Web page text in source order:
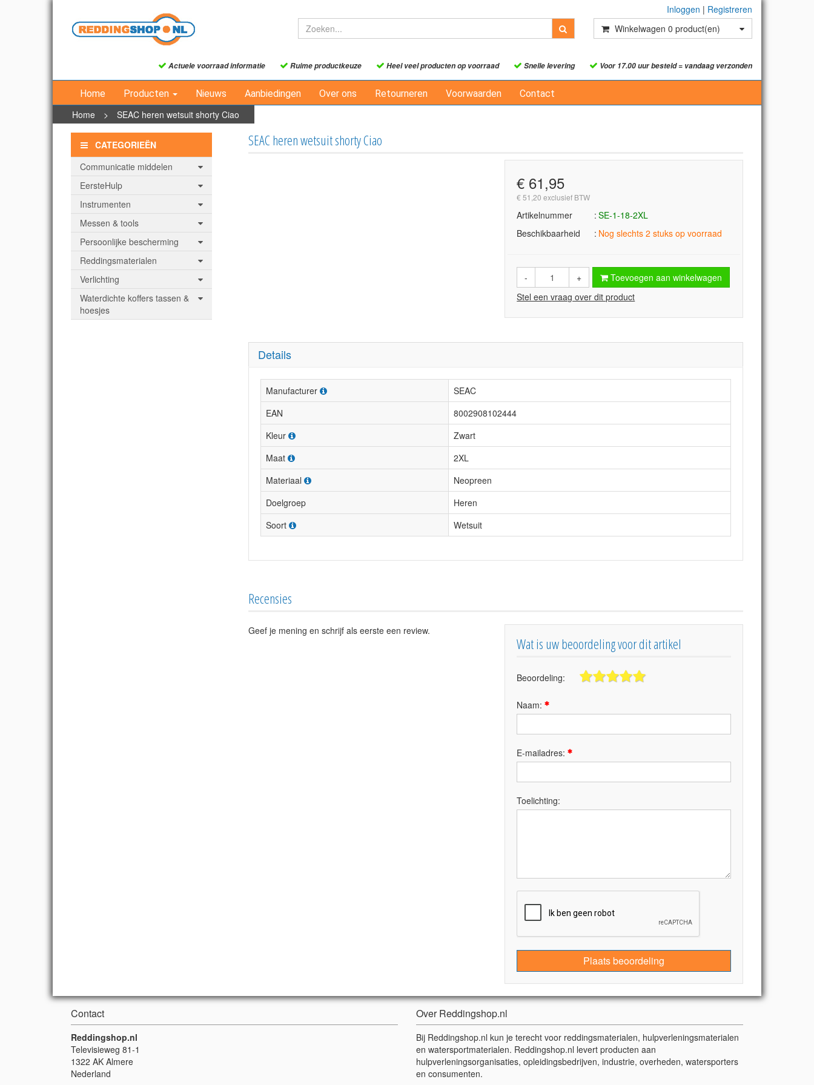
Inloggen | Registreren
Winkelwagen 0 product(en)
Actuele voorraad informatie Ruime productkeuze Heel veel producten op voorraad Snelle levering Voor 17.00 uur besteld = vandaag verzonden
Home Producten Nieuws Aanbiedingen Over ons Retourneren Voorwaarden Contact
Home > SEAC heren wetsuit shorty Ciao
CATEGORIEËN
Communicatie middelen
EersteHulp
Instrumenten
Messen & tools
Persoonlijke bescherming
Reddingsmaterialen
Verlichting
Waterdichte koffers tassen &
hoesjes
SEAC heren wetsuit shorty Ciao
€ 61,95
€ 51,20 exclusief BTW
Artikelnummer
SE-1-18-2XL
Beschikbaarheid
Nog slechts 2 stuks op voorraad
- +
Toevoegen aan winkelwagen
Stel een vraag over dit product
Details
Manufacturer
SEAC
EAN
8002908102444
Kleur
Zwart
Maat
2XL
Materiaal
Neopreen
Doelgroep
Heren
Soort
Wetsuit
Recensies
Geef je mening en schrijf als eerste een review.
Wat is uw beoordeling voor dit artikel
Beoordeling:
Naam:
E-mailadres:
Toelichting:
Plaats beoordeling
Contact
Reddingshop.nl
Televisieweg 81-1
1322 AK Almere
Nederland
Over Reddingshop.nl
Bij Reddingshop.nl kun je terecht voor reddingsmaterialen, hulpverleningsmaterialen
en watersportmaterialen. Reddingshop.nl levert producten aan
hulpverleningsorganisaties, opleidingsbedrijven, industrie, overheden, watersporters
en consumenten.